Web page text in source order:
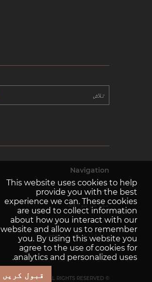
Navigation
گھر
عمومی سوالات
ہم سے رابطہ کریں
رازداری کی پالیسی
سائٹ میپ
© DUBAI-PROPERTY.INVESTMENTS 2026. ALL RIGHTS RESERVED.
This website uses cookies to help
provide you with the best
experience we can. These cookies
are used to collect information
about how you interact with our
website and allow us to remember
you. By using this website you
agree to the use of cookies for
analytics and personalized uses.
قبول کریں